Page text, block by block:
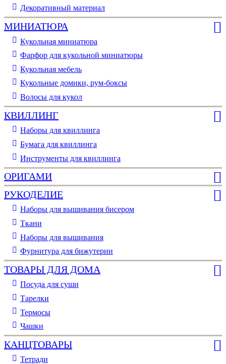
Декоративный материал
МИНИАТЮРА
Кукольная миниатюра
Фарфор для кукольной миниатюры
Кукольная мебель
Кукольные домики, рум-боксы
Волосы для кукол
КВИЛЛИНГ
Наборы для квиллинга
Бумага для квиллинга
Инструменты для квиллинга
ОРИГАМИ
РУКОДЕЛИЕ
Наборы для вышивания бисером
Ткани
Наборы для вышивания
Фурнитура для бижутерии
ТОВАРЫ ДЛЯ ДОМА
Посуда для суши
Тарелки
Термосы
Чашки
КАНЦТОВАРЫ
Тетради